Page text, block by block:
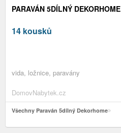
PARAVÁN 5DÍLNÝ DEKORHOME
14 kousků
vida, ložnice, paravány
DomovNabytek.cz
Všechny Paraván 5dílný Dekorhome